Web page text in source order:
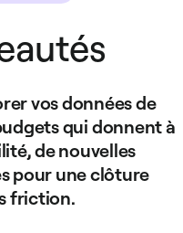
vos données de
qui donnent à
de nouvelles
pour une clôture
friction.